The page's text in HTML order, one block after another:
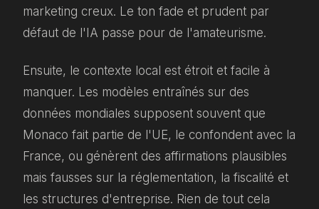
marketing creux. Le ton fade et prudent par
défaut de l'IA passe pour de l'amateurisme.
Ensuite, le contexte local est étroit et facile à
manquer. Les modèles entraînés sur des
données mondiales supposent souvent que
Monaco fait partie de l'UE, le confondent avec la
France, ou génèrent des affirmations plausibles
mais fausses sur la réglementation, la fiscalité et
les structures d'entreprise. Rien de tout cela